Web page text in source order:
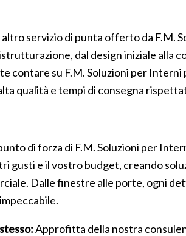
servizio di punta offerto da F.M.
dal design iniziale
contare su F.M. Soluzioni per
qualità e tempi di consegna
di forza di F.M. Soluzioni per
gusti e il vostro budget, creando
Dalle finestre alle porte, ogni
Approfitta della nostra